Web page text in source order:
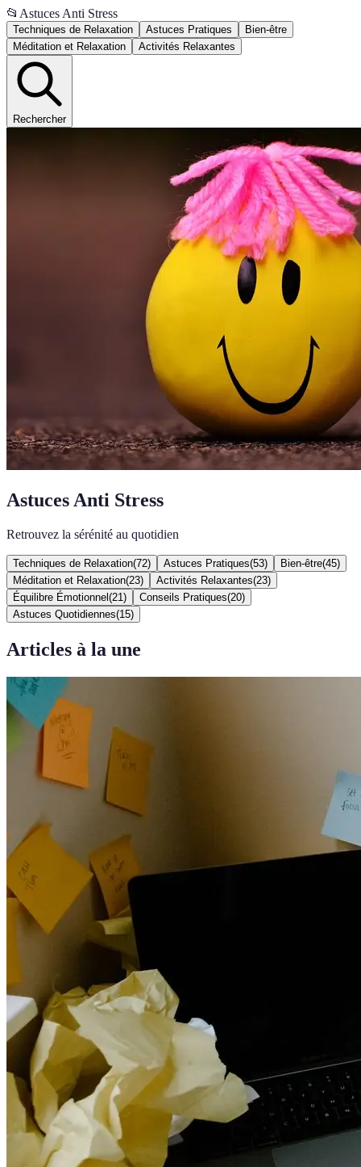
📂 Astuces Anti Stress
Techniques de Relaxation Astuces Pratiques
Bien-être
Méditation et Relaxation
Activités Relaxantes
Rechercher
Astuces Anti Stress
Retrouvez la sérénité au quotidien
Techniques de Relaxation(72) Astuces Pratiques(53) Bien-être(45)
Méditation et Relaxation(23) Activités Relaxantes(23)
Équilibre Émotionnel (21 ) Conseils Pratiques(20)
Astuces Quotidiennes(15)
Articles à la une